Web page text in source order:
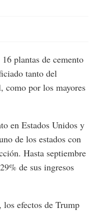
plantas de cemento
tanto del
como por los mayores
en Estados Unidos y
de los estados con
Hasta septiembre
de sus ingresos
efectos de Trump